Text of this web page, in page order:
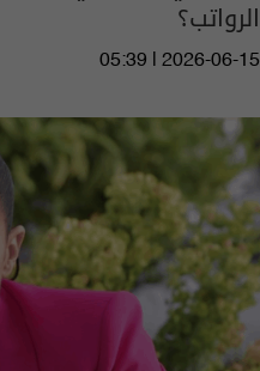
الرواتب؟
05:39 | 2026-06-15